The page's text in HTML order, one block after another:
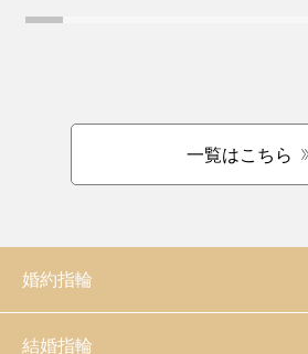
一覧はこちら
婚約指輪
結婚指輪